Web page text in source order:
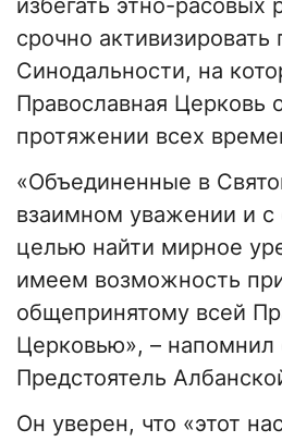
избегать этно-расовых
срочно активизировать
Синодальности, на
Православная Церковь
протяжении всех
«Объединенные в
взаимном уважении и с
целью найти мирное
имеем возможность
общепринятому всей
Церковью», – напомнил
Предстоятель
Он уверен, что «этот